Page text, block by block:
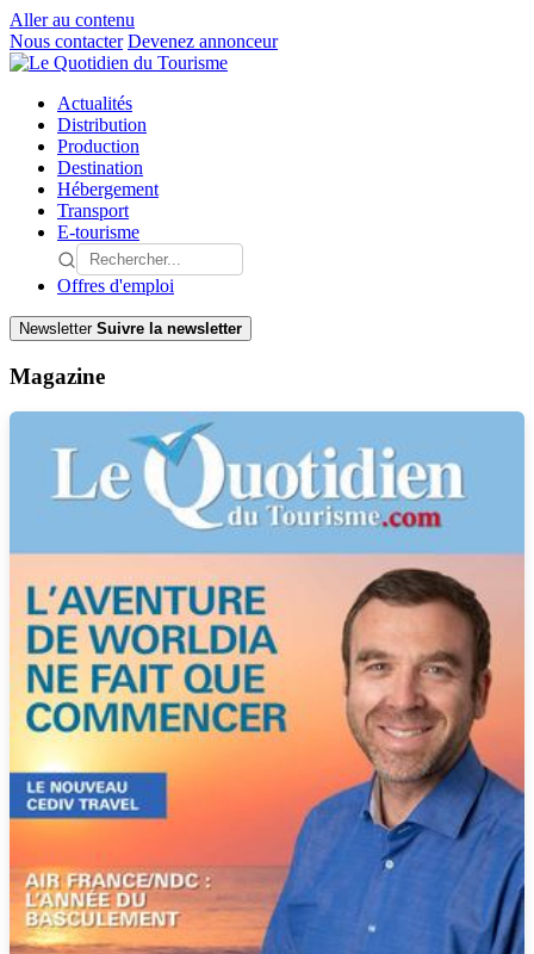
Aller au contenu
Nous contacter Devenez annonceur
Actualités
Distribution
Production
Destination
Hébergement
Transport
E-tourisme
Offres d'emploi
Newsletter Suivre la newsletter
Magazine